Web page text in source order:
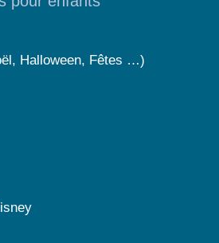
Halloween, Fêtes …)